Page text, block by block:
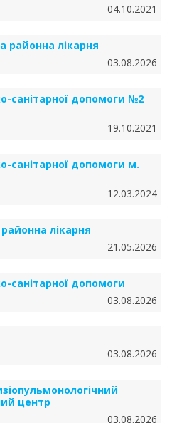
04.10.2021
районна лікарня
03.08.2026
санітарної допомоги №2
19.10.2021
санітарної допомоги м.
12.03.2024
лікарня
21.05.2026
санітарної допомоги
03.08.2026
03.08.2026
центр
03.08.2026